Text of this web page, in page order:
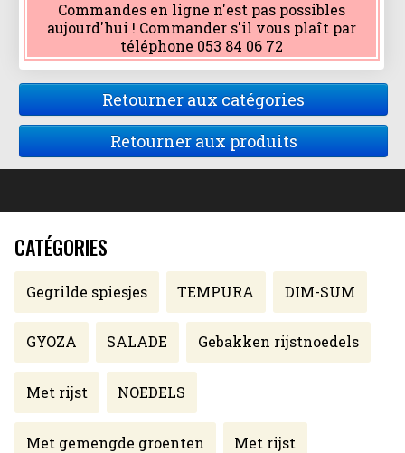
Commandes en ligne n'est pas possibles
aujourd'hui ! Commander s'il vous plaît par
téléphone 053 84 06 72
Retourner aux catégories
Retourner aux produits
CATÉGORIES
Gegrilde spiesjes TEMPURA DIM-SUM
GYOZA SALADE Gebakken rijstnoedels
Met rijst NOEDELS
Met gemengde groenten Met rijst